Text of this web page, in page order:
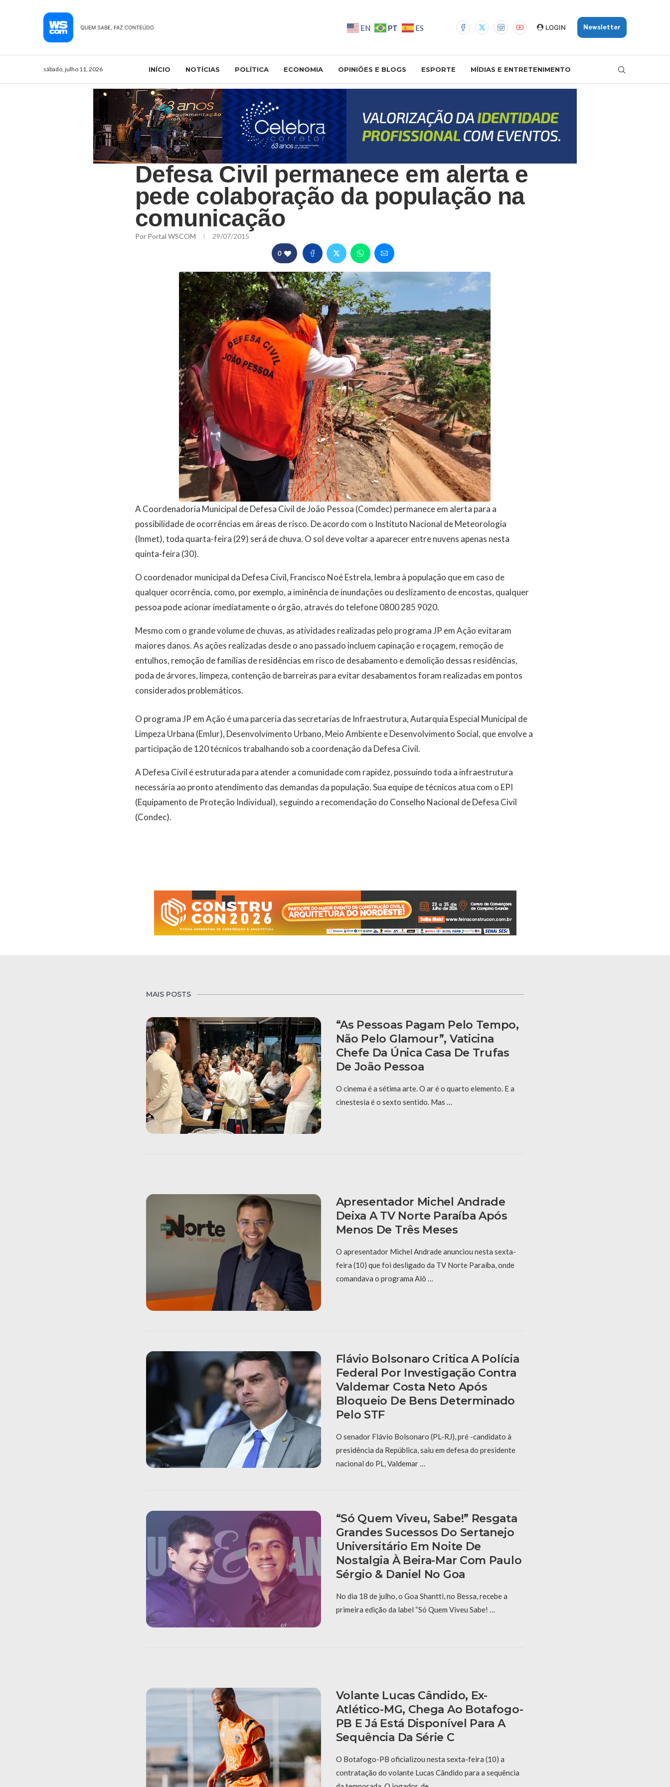
EN PT ES LOGIN Newsletter
sábado, julho 11, 2026 INÍCIO NOTÍCIAS POLÍTICA ECONOMIA OPINIÕES E BLOGS ESPORTE MÍDIAS E ENTRETENIMENTO
Defesa Civil permanece em alerta e
pede colaboração da população na
comunicação
Por Portal WSCOM 29/07/2015
0
A Coordenadoria Municipal de Defesa Civil de João Pessoa (Comdec) permanece em alerta para a
possibilidade de ocorrências em áreas de risco. De acordo com o Instituto Nacional de Meteorologia
(Inmet), toda quarta-feira (29) será de chuva. O sol deve voltar a aparecer entre nuvens apenas nesta
quinta-feira (30).
O coordenador municipal da Defesa Civil, Francisco Noé Estrela, lembra à população que em caso de
qualquer ocorrência, como, por exemplo, a iminência de inundações ou deslizamento de encostas, qualquer
pessoa pode acionar imediatamente o órgão, através do telefone 0800 285 9020.
Mesmo com o grande volume de chuvas, as atividades realizadas pelo programa JP em Ação evitaram
maiores danos. As ações realizadas desde o ano passado incluem capinação e roçagem, remoção de
entulhos, remoção de famílias de residências em risco de desabamento e demolição dessas residências,
poda de árvores, limpeza, contenção de barreiras para evitar desabamentos foram realizadas em pontos
considerados problemáticos.
O programa JP em Ação é uma parceria das secretarias de Infraestrutura, Autarquia Especial Municipal de
Limpeza Urbana (Emlur), Desenvolvimento Urbano, Meio Ambiente e Desenvolvimento Social, que envolve a
participação de 120 técnicos trabalhando sob a coordenação da Defesa Civil.
A Defesa Civil é estruturada para atender a comunidade com rapidez, possuindo toda a infraestrutura
necessária ao pronto atendimento das demandas da população. Sua equipe de técnicos atua com o EPI
(Equipamento de Proteção Individual), seguindo a recomendação do Conselho Nacional de Defesa Civil
(Condec).
MAIS POSTS
“As Pessoas Pagam Pelo Tempo,
Não Pelo Glamour”, Vaticina
Chefe Da Única Casa De Trufas
De João Pessoa
O cinema é a sétima arte. O ar é o quarto elemento. E a
cinestesia é o sexto sentido. Mas …
Apresentador Michel Andrade
Deixa A TV Norte Paraíba Após
Menos De Três Meses
O apresentador Michel Andrade anunciou nesta sexta-
feira (10) que foi desligado da TV Norte Paraíba, onde
comandava o programa Alô …
Flávio Bolsonaro Critica A Polícia
Federal Por Investigação Contra
Valdemar Costa Neto Após
Bloqueio De Bens Determinado
Pelo STF
O senador Flávio Bolsonaro (PL-RJ), pré -candidato à
presidência da República, saiu em defesa do presidente
nacional do PL, Valdemar …
“Só Quem Viveu, Sabe!” Resgata
Grandes Sucessos Do Sertanejo
Universitário Em Noite De
Nostalgia À Beira-Mar Com Paulo
Sérgio & Daniel No Goa
No dia 18 de julho, o Goa Shantti, no Bessa, recebe a
primeira edição da label “Só Quem Viveu Sabe! …
Volante Lucas Cândido, Ex-
Atlético-MG, Chega Ao Botafogo-
PB E Já Está Disponível Para A
Sequência Da Série C
O Botafogo-PB oficializou nesta sexta-feira (10) a
contratação do volante Lucas Cândido para a sequência